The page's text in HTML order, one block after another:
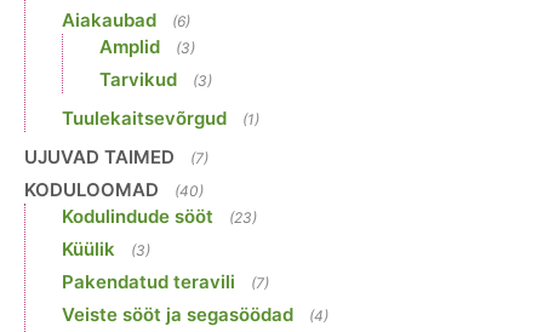
Aiakaubad (6)
Amplid (3)
Tarvikud (3)
Tuulekaitsevõrgud (1)
UJUVAD TAIMED (7)
KODULOOMAD (40)
Kodulindude sööt (23)
Küülik (3)
Pakendatud teravili (7)
Veiste sööt ja segasöödad (4)